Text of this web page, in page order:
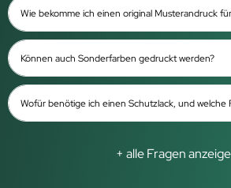
Wie bekomme ich einen original Musterandruck
Können auch Sonderfarben gedruckt werden?
Wofür benötige ich einen Schutzlack, und welche
+ alle Fragen